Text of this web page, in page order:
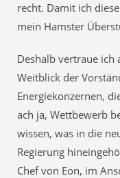
recht. Damit ich
mein Hamster
Deshalb vertraue ich
Weitblick der
Energiekonzernen,
ach ja, Wettbewerb
wissen, was in die
Regierung
Chef von Eon, im